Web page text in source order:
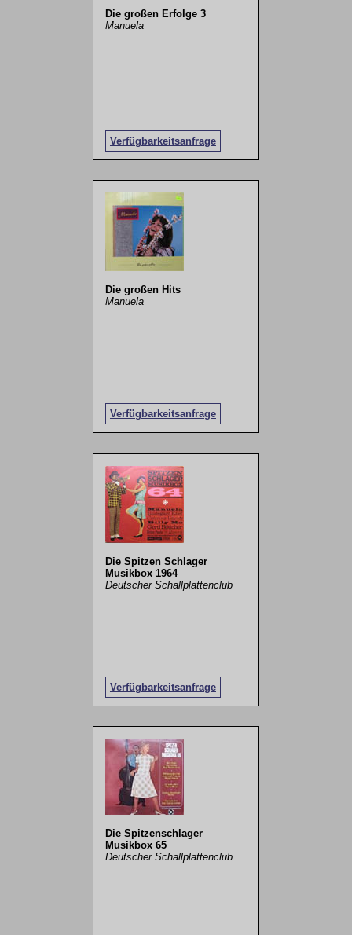
Die großen Erfolge 3
Manuela
Verfügbarkeitsanfrage
Die großen Hits
Manuela
Verfügbarkeitsanfrage
Die Spitzen Schlager
Musikbox 1964
Deutscher Schallplattenclub
Verfügbarkeitsanfrage
Die Spitzenschlager
Musikbox 65
Deutscher Schallplattenclub